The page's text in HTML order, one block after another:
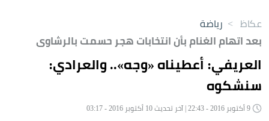
عكاظ > رياضة
بعد اتهام الغنام بأن انتخابات هجر حسمت بالرشاوى
العريفي: أعطيناه «وجه».. والعرادي:
سنشكوه